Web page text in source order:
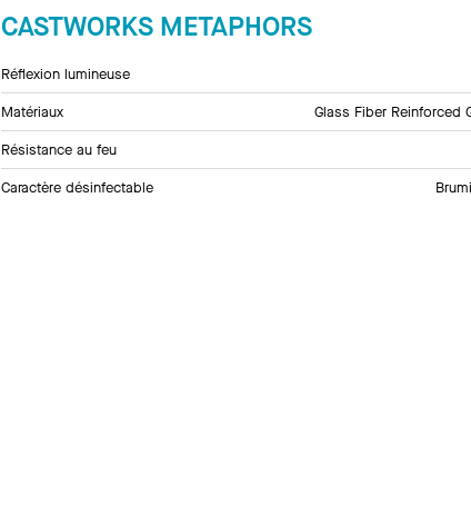
CASTWORKS METAPHORS
Réflexion lumineuse
Matériaux
Glass Fiber Reinforced
Résistance au feu
Caractère désinfectable